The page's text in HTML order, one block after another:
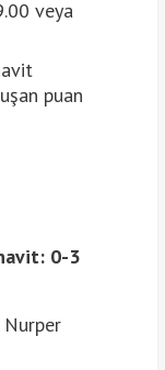
veya
puan
0-3
Nurper